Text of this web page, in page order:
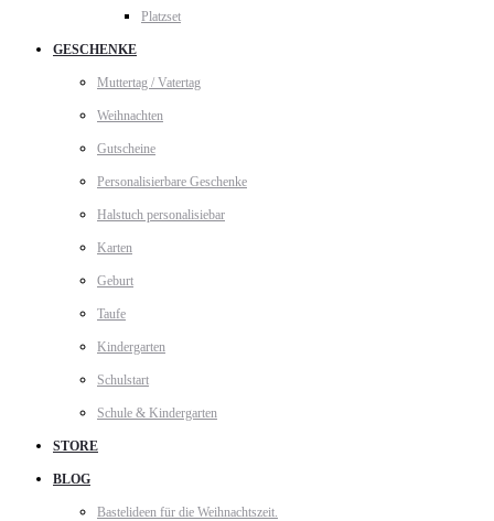
Platzset
GESCHENKE
Muttertag / Vatertag
Weihnachten
Gutscheine
Personalisierbare Geschenke
Halstuch personalisiebar
Karten
Geburt
Taufe
Kindergarten
Schulstart
Schule & Kindergarten
STORE
BLOG
Bastelideen für die Weihnachtszeit.